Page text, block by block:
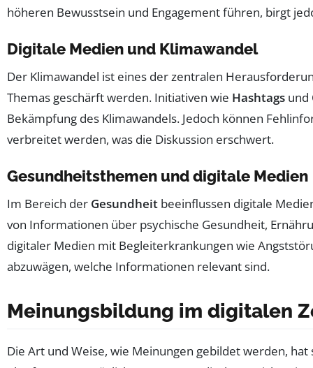
höheren Bewusstsein und Engagement führen, birgt
Digitale Medien und Klimawandel
Der Klimawandel ist eines der zentralen
Themas geschärft werden. Initiativen wie Hashtags und
Bekämpfung des Klimawandels. Jedoch können
verbreitet werden, was die Diskussion erschwert.
Gesundheitsthemen und digitale Medien
Im Bereich der Gesundheit beeinflussen digitale
von Informationen über psychische Gesundheit,
digitaler Medien mit Begleiterkrankungen wie
abzuwägen, welche Informationen relevant sind.
Meinungsbildung im digitalen
Die Art und Weise, wie Meinungen gebildet werden,